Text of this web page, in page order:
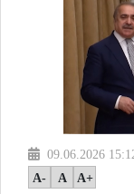
09.06.2026
A-
A A+